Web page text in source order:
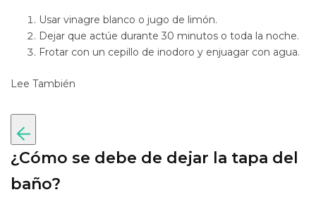
Usar vinagre blanco o jugo de limón.
Dejar que actúe durante 30 minutos o toda la noche.
Frotar con un cepillo de inodoro y enjuagar con agua.
Lee También
¿Cómo se debe de dejar la tapa del
baño?